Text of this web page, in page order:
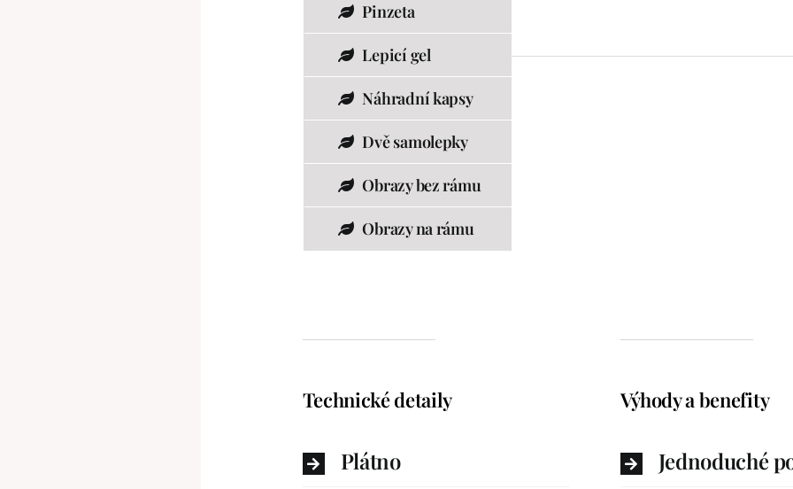
Pinzeta
Lepicí gel
Náhradní kapsy
Dvě samolepky
Obrazy bez rámu
Obrazy na rámu
Technické detaily
Plátno
Výhody a benefity
Jednoduché